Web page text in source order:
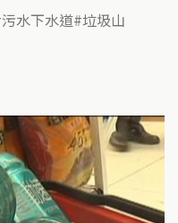
污水下水道 垃圾山